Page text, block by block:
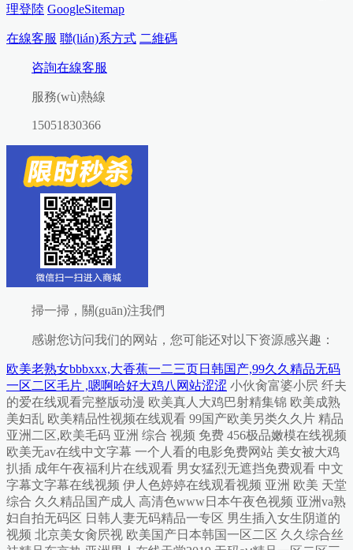
理登陸 GoogleSitemap
在線客服 聯(lián)系方式 二維碼
咨詢在線客服
服務(wù)熱線
15051830366
掃一掃，關(guān)注我們
感谢您访问我们的网站，您可能还对以下资源感兴趣：
欧美老熟女bbbxxx,大香蕉一二三页日韩国产,99久久精品无码
一区二区毛片 ,嗯啊哈好大鸡八网站涩涩 小伙肏富婆小屄 纤夫的爱在线观看完整版动漫 欧美真人大鸡巴射精集锦 欧美成熟美妇乱 欧美精品性视频在线观看 99国产欧美另类久久片 精品亚洲二区,欧美毛码 亚洲 综合 视频 免费 456极品嫩模在线视频 欧美无av在线中文字幕 一个人看的电影免费网站 美女被大鸡扒插 成年午夜福利片在线观看 男女猛烈无遮挡免费观看 中文字幕文字幕在线视频 伊人色婷婷在线观看视频 亚洲 欧美 天堂 综合 久久精品国产成人 高清色www日本午夜色视频 亚洲va熟妇自拍无码区 日韩人妻无码精品一专区 男生插入女生阴道的视频 北京美女肏屄视 欧美国产日本韩国一区二区 久久综合丝袜精品东京热 亚洲男人在线天堂2019 无码aⅴ精品一区二区三区浪潮 精品欧美日韩aaaah 30个交往技巧视频直播 亚洲a∧人片在线播放无码 欧美精品高清一区二区灬 午夜福利精品短视频在线 欧美性开放大片福利观视 中韩美女毛片av一播放 我被男人抽插爽歪歪视频 找个嫩逼操一下 国产午夜精品久久一二区 久久综合中文字幕日韩精品 国产888视频在线观看 日本少妇黄色片 国产成人精品亚洲线观看 操重庆骚逼视频 亚洲成av人片在线观看无 激情 亚洲 成人小说 激情 午夜亚洲Av无码高潮片 大学生初次破苞免费视频 青青操免费观看免费在线 18无码粉嫩小泬无套在线观看 久久婷婷五月综合色首页 国产精品一区二区av白丝 久SE精品一区二区三区 无码绝顶敏感痉挛抽搐潮喷 六月丁香一级片啪啪看看 久久伊人精品一区二区三区 我和麻麻没带套长篇小说 色就色综合偷拍欧美区a 别揉我奶头一区二区三区 插死你骚逼使劲视频网站 亚洲国产综合无码一区 欧美成人精品一区在线看 天天躁日日躁狠狠躁一区 小逼逼，插入、 啦啦啦www日本高清免费观看 色偷偷的亚洲男人的天堂 日本美女插bb 大鸡巴操骚逼卷大勃视频 人人爽天天爽夜夜爽qc 成人免费一区二区无码视频 一区二区三区成人色影院 美国性感美女抠逼直播视频 又黄又爽又色的美女视频 美女和人妖操屄那个视频 六月丁香婷?色狠狠久久 欧美爽歪歪一区二区三区 国产精品国产高清国产专区 插逼免费视频了 日韩电影在线观看中文字幕 性感美女高跟叉穴被操逼 精品国产女同疯狂摩擦2 中文字幕人妻熟人妻熟丝 色国产在线视频一区二区 美女被大鸡巴操的直喷水 国产小视频免费在线观看 中文字幕第二页乱码在线 日韩视频一区二区三区观看 欧美与黑人午夜性猛交久久久 久久久久农村少妇特毛片 奇米影视777第四影院 秋霞电影国产精品麻豆天美 成人免费区一区二区三区 黄片免费看亚洲一区二区 啊啊啊嗯嗯视频免费轮奸 国产一区二区三区精品视频 小荡货女友h调教 1769国产精品短视频 中文字幕SM重口第三页 内精品自线自拍1717 国产精品秘入口18禁麻豆免会员 青青草一区二区免费精品 插死你骚逼使劲视频网站 无码绝顶敏感痉挛抽搐潮喷 激情无码人妻又粗又大 亚洲最大的偷拍视频网站 大鸡吧操小逼嗷嗷叫视频 丁香精品久久久久9999 91久久精品一区二区三区 av手机版天堂网加勒比 欧美一级a高清视频免费 xxxxx大胸 大屁股熟女一区二区三区 a毛片全免费版全免费观看 老女人黄色操大骚逼录像 国产午夜福利视频在线观看 无码囯产精品一区二区免 精品国产三级∨在线无码 精品国产亚洲av麻豆尤物 看男人下面插入女生下面 欧美日韩国产在线观看网站 黄网站无毒免费 余生请多指教电视剧在线观看 欧美饥渴熟妇高潮喷水水 欧美日韩在线成人看片a 我要肏大屄视频 老熟女一播放区二区三区 亚洲欧美日韩中文字幕一区 日韩国10次美女黄视频 老色鬼精品视频在线播放 操一操在线资源 乱人伦精品视频在线观看 亚洲狠亚洲狠亚洲狠狠狠 亚洲日本精品麻豆一区国产 久久亚洲精品成人av无码网站 久久水蜜桃网成人网2区 亚洲国产AV片在线观看 免费看ww视频网站入口 91国自产精区国产午晚 水果派解说网站 大鸡巴操小女人 亚洲第av无码专区 大淫妇肏屄视频 亚洲国产综合无码一区 中文字幕无码av东京热 女女唔啊啊啊啊奸淫视频 操骚逼爽死了插到哭视频 黄色资源网久久资源365 国产成人第一页在线视频 欧美午夜一级艳片免费看 蜜桃臀无码内射一区二区三区 五月婷婷六月丁香综合激情 欧洲女人与公拘交的视频 爆操出白浆视频在线观看 小荡货女友h调教 欧美日韩国产成人高清视 大阴劲插入美女阴道视频 国产欧美一区二区三区婷 日韩欧美在线精品一区二区 无翼乌之侵犯工口全彩老师 四虎影视库永久在线地址 国产亚洲高清国产拍精品 欧美性视频欧美欧一欧美 国产色视频免费观看懂色 欧美精品99久久久久久 白丝护士自慰喷水流白浆 成人影院欧美亚洲av在线 性色av一区二区三区夜夜 久久精品国产99国产精2018 国产成人av一区二区三 一边做爰一边吃奶头的感觉 日本老妇乱子伦中文视频 无码免费午夜福利片在线 456亚洲精品成人影院 欧美成人精品videos 久久久高清视频在线观看 我把白丝班长按在桌上× 欧美性爱中文字幕无线码 最新国产三级片在线播放 超碰欧美精品人人做人人爱 日韩久久久老湿中文字幕 青青久精品观看视频最新 三级黄色的网站在线观看 无码网站日韩成人a99 成年片人免费视频 国产精品中文字幕在线三级 精品免费久久久久久久久 国产午夜精品一区理论片 小骚逼成人网站 插逼免费视频了 亚洲中文无码线在线观看 日韩人妻午夜乱子伦视频 在线欧美96… 我不是诗仙啊在线看免费 操肥逼免费视频 亚洲精品人成网线在线播va 日韩一区二区三区系列视频 大鸡巴插学生妹骚逼视频 日韩成人午夜电影在线观看 女人被爽到高潮在线观看 亚洲天堂网最新 国产一级毛片一区二区视频 久久免费资源福利资源站 永久免费A片无限观看软件 久久久久久国产精品999 全世界女人操B 亚洲精品日韩一区二区日本 射你逼里好不好视频导航 中国国产一级毛卡片高清 大鸡吧操逼视频91下载 亚洲中文字幕无码永久免弗 国产888视频在线观看 闺蜜操逼大秀走马粉嫩穴 xxxxx尤物在线一区 文字幕乱码精品久久久久 中文字幕在线精品的视频 欧美性黑人极hd另类 操逼电影免费观看完整版 国产精品白浆在线观看无码专区 国产精品亚洲二区在线观看 欧美与黑人午夜交久久久 亚av日aⅴ无码电影 大香蕉一二三页日韩国产 一个人在线观看的www 中文字幕伦一区二区三区 国产综合精品91久久久 国产三级精品三级在线专1 免费在线观看的黄片平台 亚洲成av人片在线观看无 大鸡巴操BB色免费视频 强奸内射的视频 又色又爽又黄的视频人妻 四虎精品成人免费视频 免费短视频在线观看国产 亚洲国产精品网页久久月 日韩欧美高清一区两区三区 青青青在线播放视频国产 大黑屌操白屄操屁眼视频 91成年女人午夜毛片免费 亚洲18色成人网站www 小骚逼啪啪视频 精品精品男人的天堂国产 久9色无码精品国产av 久久久久久91久久久久 亚洲尤物极品天堂久久久 五月婷婷大香蕉在线视频 人人爽人妻少妇女夜夜狠 欧美第一次开笣 抽插受不了视频 鸡巴插小穴视频在线观看 肌肌插小穴视频 青青青草原在线免费视频 久久久中文字幕 欧美亚洲天堂一区二区三区 少妇无码AV 日本最新免费二区三区四区 在线播放国产偷丝拍强伦 啊啊啊骚逼好痒乱伦视频 大香蕉一人久草 老汉色首页a∨亚洲图片 东北女人操逼视频一级片 人人看人人想人人爽 想看两根鸡吧操骚逼视频 国产一级毛片夜一级毛片 日本视频免费观看的网站 国产麻豆成人av色影视 好想被男人插逼毛片大全 国产精品三级小泽玛利亚 国内综合精品一区二区av 91精品成人福利在线播放 91精品婷婷国产综合久久 青青草原网视频在线观看 91精品婷婷国产综合久久 国内无遮码无码的免av 日美肏屄视频一 男人猛进出女人下面视频 18禁妖精动漫应用下载 亚洲av人人澡人自国产 免费国产线观看免费观看 一区二区三区国产中文字幕 大香蕉日韩经典在线观看 久久久久无码精品国产a 日本人妻电影中文一区二区 玩弄放荡人妻一区二区三 国产一区二区三区怡红院 国产精品夜色视频一级区 欧美性爱俱乐部 女人扒开下面无遮挡 农村熟妇乱子伦拍拍视频 高清不卡日本v在线二区 美女不穿衣服视频骚网页 亚洲色大成网站www 亚洲 综合 久久 校园 日韩无砖专区一中文字目 久久国产精品偷 性中国另类bbwbbw 国产农村成人AA级毛片 老熟妇自慰av xxxx内射中国老妇 一本到无码AV专区无码 老汉色首页a∨亚洲图片 亚洲婷婷五月综合狠狠爱 欧美性视频一区百花视频 99久久国产一区区≡区 小泽玛利亚无码一区二区 性色av网站 大好硬好深好爽想要AV 亚洲熟女www一区二区三区 丁香色婷婷基地中文字幕 sss视频在线观看 青青草原人成视频在线观看 欧美亚洲俺也去欧美亚洲 用力干好痒视频 xxxxx尤物在线一区 色AV专区无码影音先锋 老熟女一播放区二区三区 夫妻性生活一级特黄大片 国产精品久久无码一区二区三区网 久久东京热观看互动交流 超碰cao草棚gao进入 俺去俺来也WWW色官网 日韩精品人妻黄色一级片 手机av五月天男人天堂 小说区另类小说激情文学 精品国产一区二区三区色欲 成a片无码免费播放 九九热这里只有精品12 武侠古典狠狠干 国产一卡二卡三卡四卡兔 国产精品国产三级国产三不 日死你插屄av 国产99久久亚洲综合精品 九九热这里只有精品33 近距离抽插视频 视频区图片区小说区国产 女人久久久久久久久久久 97资源国产精 久久国产精品午夜亚洲欧美 波多野结衣一区二区三区高清 国产美女视频免费看网站 精品服丝袜无码视频一区 欧美 日韩 一区 自拍 亚洲精品第一国产综合野 人妻 丝袜 在线一区二区 精品熟女少妇av免费看 上萬網友分享a级国产乱 操下面啊啊视频 日本一二区视频在线观看 狂野欧美性猛交xxxx 星空无限mv国产剧 在线免费观看avh网站 国产精品va在线观看无 日本一区二区三区在线观看 最新精品国产自偷在自线 成年黄页网站大全免费无码 黑鸡巴好大日女人的嘴巴 亚洲自偷自拍另类12p 国产福利小视频尤物98 嗯嗯啊嗯舔视频 搞黄色被内入哇哇叫流水 区综国产合另类亚洲欧美 青青青国产精美在线观看 亚洲不卡无码AV中文字幕 免av在线观看网站 亚洲人成无码区在线观看 又粗又硬的鸡巴操逼视频 女人自慰高级无遮挡毛片 看全黄大黄大色大片美女 97国产精品三级视频播放 欧美69久成人做爰视频 久热这里只精品99国产6 国产超短裙丝袜在线观看 人人爽人人澡人人人妻 女人18毛片a级毛片视频 国产精品久久久久久不卡 久久精品一区二区东京热 久久亚洲精品中文字幕 中文字幕在线第一页日韩 日本亚洲欧洲中文精品专 操干漂亮妖娆的的骚女人 日b真爽视频 迅雷下载 欧美人与动牲交免费观看网 男女真人色视频 亚洲A片在线影院观看蜜芽TV 成人依依网站亚洲综合久 天天爽夜夜爽夜夜爽精品r 成年男女的免费视频网站 一本大道av伊人久久综合 国产精品久久香蕉国产线 大B少妇干大屌 亚洲国产制服丝袜无av 啊嗯哈 老公你的太大了 国产成人无码a区视频在线观看 亚洲爆乳成av人在线视水卜 被男人吃奶很爽的毛片 国产精品一区二区三在线 jiZZ丰满农村胖女人 精品国产女同疯狂摩擦2 成人乱码一区二区三区av 50路日本熟妇在线播放 久久久久99精品免费 好想男人又曰又添免费看 我的鸡巴操美女屁股视频 久久精品亚洲一区二区三区浴池 好大好粗好紧好想射视频 五月天欧美激情免费观看 岛国片在线免费观看一区 老妇被操到高潮内射视频 成人免费网站久久久樱花 女人高朝张开腿让男人桶 小菊的放荡日记高h无删减全 欧美大骚屄视频 欧美无av在线中文字幕 熟女人又色又紧又爽又黄 五月丁香六月综合欧美久久 国产精成人品日日拍夜夜 美女屁股无遮挡在线观看 少妇特殊按摩高潮惨叫无码 久久精品国亚洲a∨麻豆 国产精品无码一二三视频 亚洲M√高清砖码202 日韩无码免费 四十路の五十路熟女豊満 久久久精品久久久久久96 俄罗斯女人的性生活视频 国产精品久久久久影院 国产精品第一页久久91 美女和帅哥啪啪免费网站 黑人大鸡巴猛插骚逼视频 男人和女人桶鸡鸡的视频 黄瓜搓进女生鸡鸡里视频 图片区小说区区国产明星 激情偷乱人伦小说免费看 熟女快要高潮了在线观看 亚洲一区二区三区四区91 日日噜噜夜夜狠狠久久蜜桃 中国男人操老女人逼视频 国产精品日韩欧美一区二区三区 国产精久久久久久无遮挡 国产精品久久久久久久人热 夜夜躁狠狠躁日日躁av 亚洲 欧美 成人 动漫 邻居的丰满人妻中文字幕 精品人妻一区二区三区四区在线 国产男女猛进猛出无遮挡 亚洲第一色骚骚骚骚骚骚 看毛片日逼视频 天天操西瓜网女人的逼逼 欧美一区二区三区不卡视频 日韩女同区二区三区五区 国产大学生宾馆高清视频 日产无码中文字av 男人猛进出女人下面视频 不卡直接看一级免费黄色片 啊啊啊啊操骚逼好爽视频 精品国产第国产综合精品 俄罗斯老熟妇乱子伦视频 久久久精品视频直接观看 看操逼看操逼逼 亚洲中文字幕波多野结衣 美女裸身无遮挡全免费视频在 国产区在线观看成人精品 亚洲男男同人啪啪拍网站 四虎精品免费永久免费视频 欧美一级特黄大片做受国产 久久久亚洲AV成人网站 久久久久波多野结衣高潮 亚欧美少妇影院 日韩欧亚gay视频网站 国产激情无码高清,动漫 肏 少 妇 屄 在 线 少妇的一区二区三区四区 无码大屁股丰满高潮大叫 欧美一区三区日韩版夜黑 性欧美极品XXXX另类 野花香视频在线观看免费高清版 浴室人妻的情欲HD三级 手机在线视频精品中文网 97超级人人对对碰免费 丰满的人妻hd高清日本 男女午夜福利 九九热这里只有精品33 欧洲精欧洲精品高清一区 插逼免费视频了 国产一区二区三区四区久久 xxxxx大胸 亚洲电影日韩系列中文字幕 欧美又大粗又爽又黄大片视频 啊轻点灬大巴太粗太长了 星空无限mv国产剧 ,进来了,好大,要喷了 亚洲精品99久91在线 婷婷五月天在线 河南老骚妇操逼 国产98在线 | 日韩 国产精品亚洲成在人线 操亚洲骚逼网站 大鸡巴用力操我动漫视频 亚洲第一色骚骚骚骚骚骚 久久久精品成人免费视频 美女被大鸡吧操插操插日 黄片鸡巴骚逼操黑丝免费 国产老妓女野外视频在线 国产黄色三级片在线观看 性网站高清亚洲 狠狠躁夜夜躁人人爽超碰97香蕉 日本三级韩国三级欧美三级 销魂老女人老泬 一区二区三区四区日韩精品 欧美日韩一区二区三区va 一区二区三区在线观看欧美 我想看看小逼逼 91久久精品凹凸一区二区 亚洲欧美日韩国产一二三区 女邻居高潮喷水在线观看 日本欧美亚洲一区二区三区 欧美成人aa视频免费观看 女人高潮被爽到呻吟在线 日韩欧亚gay视频网站 久久久精品999久久久久 女子被岔开嫩逼免费观看 亚洲一区二区三区四区黄 无码擁有海量的影視資源 男人捅女人国产精品网址 一本到亚洲中文字幕av 看毛片日逼视频 五十路六十路七十路熟妇 韩国三级bd高清中字全部 啊啊啊啊啊啊嗯在线观看 操美女美女啊啊啊美女啊 免费污视频在线观看不卡 皮肤容易留色沉是什么原因 丰满人妻熟妇乱又精品视 仙踪林性开放的视频在线 国产精品成人啪精品视频 日本精品videosse 亚洲精久久一区二区三区 久久久不卡国产精品一区二区 国产av不卡一区二区三区 人与兽黄色视频 在线视频免费观看www动漫 青青草原在人线国产观看 精品国产福利在线视频 欧美成人免费全部观看国产 强壮的公么把我弄得好爽 国产精品96xxxxx 68热无码视频在线观看 啊啊插我好爽啊操我视频 熟女中文字幕一区二区三区 黄色片在哪里看中文字幕 无码H黄肉3D动漫在线观看 大鸡巴操老骚逼视频欧美 免费A级毛片67194 韩国60部三级未删减版 打印机突然偏色怎么回事 三级小说视频图片小说视频 精品无码一区二区三区av 插入阴道使劲插高潮视频 日日弄天天弄美女bbbb 精品久久久久久综合日本 国产精品一区二区日韩精品 日韩精品成人一区二区在线 精品国产日韩无 影视 大鸡巴快插进来98视频 老色鬼精品视频在线观看 黄色三级av在线免费播放 黄色三级蜜桃网 国产精品久久久久精品紧 国产精品久久久久久久密月 成人国产精品一区二区香蕉 污污污厕所白慰喷水网站 久久久精品视频直接观看 久久久久久久久夜夜夜情 亚洲国产美女高潮久久久 免费精品人在线二线三线 国产在线看av 女人高朝张开腿让男人桶 国产精品一区二区一区二区 久久亚洲中文av区二区 激情亚洲AV?码日韩色 超碰手机在线观看亚洲色图 成人在线日韩免费一卡二卡 国产麻豆成人av色影视 一本一本久久a久久综合 久久精品成人无码观看56 鸡吧在快点 受了了网站 非洲老头阴茎超长黄色片 男人扒开女人的屁股桶爽 日韩大陆欧美精品视频区 国产sm调教折磨视频失禁 骚逼骚逼骚逼逼 欧美一区二区三四在线观看 亚洲第一成年男人的天堂 我想看看小逼逼 中文字幕无码日韩中文字幕 翡翠是买色还是飘花的好 我要看那个逼逼a逼c逼 男人的天堂日韩av在线 日韩欧美在线精品一区二区 免费看成人a片无码视频 国内精品久久久久电影院 国产高清成人熟女免费视频 久久久久久人妻中文免费 中文在线第一页 亚洲视频第二页 国产一区二区三区小说 呻吟激情久久久久久久av 免费网站www羞羞色污 大鸡巴操到底啊啊嗯视频 欲香欲色天天天综合和网 麻豆av一区二区三区不卡 国产精成人品日日拍夜夜 国产失禁大喷潮在线观看 日韩a片无码毛片免费看 久久久久久久久熟女av 黑人大吊性交孕妇操操操 女生的机巴插手 久久精品国产99国产精品导航 国产精品亚洲欧美一区麻豆 欧美名模大胆开放大尺度 免费看男阳茎进女阳道动态图 男孩粗大肉棒操骚女视频 国产精品人人妻人人爽 麻豆av一区二区三区不卡 无码精品国产d在线观看 黑屌操白逼换妻 美女抠逼喷水操逼的视频 亚洲综合社区欧美综合色 91最新精品国自产拍福利 大鸡巴抽插嫩逼视频免费 翡翠是买色还是飘花的好 男生大鸡巴操逼美女大逼 色狠狠一区二区三区香蕉 一区二区三区国产av电影 1024你懂的日韩在线 操动漫美女小穴视频网站 操我的搔逼导航 国产超短裙丝袜在线观看 亚洲一级黄片 被c哭着爬走又被拉回来调教 在线观看国产一区二区三区 蜜乳一区二区三区亚洲国产 国产国语刺激对白毛片一 久久久久久中文字幕伦理 野外后入大屁股中国女人 一个人看的电影免费网站 午夜性刺激片免费观看成 女生扒开尿口让男生桶爽 国产91精品高清一区二区 欧美丝袜综合色区第一页 亚洲婷婷五月综合狠狠爱 成人男女做爰免费视频网 老司机午夜精品在线观看 农村少妇97av毛片网 亚洲天堂2017无码 操进女人之比里 肏 少 妇 屄 在 线 18 在线 播放 国产 91精品一区二区三区免费 色哟哟网站精品免费观看 av韩国麻豆免费在线观看 久久婷婷五月综合色国产 国产69精品视频在线观看 欧美黄色一级免费毛悠悠 少妇激情一区二区三区99 天天鲁一鲁摸一摸爽一爽 武侠古典狠狠干 av无码免费专区无禁网站 国产免费看a片好大好爽 国产又粗又湿又爽的视频 屄在线免费观看 免费看点www逼里逼里 伦h望h女h高 帅哥插美女黑丝淫男乱女 两个人日本www免费版 中文字幕人妻熟人妻熟丝袜美 操老妈阴户视频 美女爱大屌网站 久久久久波多野结衣高潮 肉棒直接插入内射 视频 男生和女生搞黃色的网站 大几把C我啊啊啊啊啊啊 亚洲最新成人无码网站 亚洲精品亚洲综合国产字幕 欧美精品23页在线观看 久久久久99精品成人品 美女在野外日屌 国产午夜精品久久一二区 大鸡巴日大大黑逼在工招 日本同性恋操鸡 扒开她粉嫩的小缝的A片 大肉大捧一进一出的视频 国产黄在线观看免费观看 国产 浪潮AV性色四虎 1区2区3区4区精华液 看女神大骚BB 操欧美肥胖老逼 男生鸡鸡痛女生鸡鸡网站 黑人大鸡巴操美女的黄片 日本人与黑人牲交交免费 国产精品sss在线观看 进去美女馒头穴 男人猛捅女人大搔逼软件 日韩美女黄色的av大片 操进女人之比里 淫荡的黑丝少妇 大鸡巴操大屁股美女视频 日韩成人性生活一级视频 亚洲熟妇一区二区三个区 欧美人与性动交ccoo 亚洲日韩一中文字暮AV 美女美图汇聚全球精美色图 亚洲热在线精品免费观看 97二超级碰碰久久久久 色呦呦视频在线观看视频 日本免费高清午夜在线视频 国产一区二区三区 91 鸡巴操逼真人版 亚洲码欧洲码一二三区麻豆 可以看全身污女的qq号 男女真人色视频 黄色视频女生啊啊啊啊啊 蜜桃传媒麻豆第一区免费 国产一级片免费的久久久 日韩精品中文字幕制服诱惑 性爱视频大鸡巴 亚洲国产精品一在线观看 国产精品亚洲精品777 国产精品天天在线观看麻豆 欧美日韩国产成人高清视 亚洲精品国产精品欧美精品 亚洲午夜经典一区二区日韩 k频道在线观看国产精品 骚女网站展现看 久久婷婷五月综合色首页 骚逼女教师被大鸡巴猛操 亚洲欧美日产综合在线看 国产日本卡二卡三卡四卡 h网站在线免费 久久99精品久久只有精品 国产三级三级奶头大久久级 亚洲欧美精品伊人久久 亚洲中文字幕一区二区乱码 看全黄大黄大色大片美女 国模无码视频一区二区三区 欧美性色黄大片多多影院 久久久久久久久久热视频 女人18操屄网 黄色免费射精看 日日摸夜夜做肉肉射人色 给我来个操逼的片儿看看 99热这里真的只有精品 窃听风云2手机在线观看 欧美 日韩 中文 一区 久久丝袜脚交足黄网站免费 真人版肏屄视频在线观看 午夜永久精品视频在线看 亚洲妇熟xxxx妇色黄 欧美一级a高清视频免费 色就色综合偷拍欧美区a 久久精品aⅴ无码中文字字幕重口 在线毛片片免费观看鲁鲁 97人人妻人人操人人爽 女人搞鸡免费AAA88 久久看电影久久久久人妻 少妇乱子伦精品无码专区 69xx老熟女网络精选 欧美成年人免费啪啪视频 亚洲天堂电影一区二区三区 白丝护士自慰喷水流白浆 明星黄色视频搞B全免费 日本免费一区久久人人澡 漂亮人妻被公日日躁全集 久久69熟女伦国产高清 两口子交换真实刺激高潮 人与禽的18免费a视频 扣大逼操老逼日小逼视频 日韩极品精品一区二区三区 尿液颜色像红茶色怎么回事 亚洲精品中文字幕无码AV 男女真人无遮挡免费视频 亚洲高清一二区二区三区 黑人大鸡巴强奸韩国女人 亚洲国内精品自在线影视 脸上老是长白色的小米粒 久久久精品人妻一区二区三区四 嗯啊啊啊大jb网站视频 大黑鸡巴操疯狂骚逼录像 亚洲色无码专区在线观看精品 大鸡巴操大骚逼现场直播 大屁股熟女一区二区视频 国产精品成人av三级在线 亚洲天堂国产精品一区在线 美女露屁眼视频在线观看 爽死你个放荡粗暴婬故事 18禁止吃爆乳奶头网站 久久99黄色视频老美女 午夜理论片2018理论 97精品免费视频国产专区 免费男女牲交全过程播放 啊~好大好长好舒服啊~ 欧美黄色一级免费毛悠悠 亚洲五月综合缴情综合久久 男女猛烈激情xx00免费视频 亚洲区欧美区日韩区综合区 国产片一区二区三区四区 久久久有码一区二区三区 亲子乱子伦视频一区二区 免费能收黄台的直app 欧美激情啪啪啪一区二区 骚逼视频操喷水 亚洲国产精品18久久久久久 尿液颜色像红茶色怎么回事 成人嘿咻漫画免费入口 亚洲va国产va天堂va久久 亚洲精品区二区三区影院 国产高清一区二区更新区 欧洲老女人操逼 1024手机看片免费的 国产精品无码 久久AⅤ 东京干男人都知道的网站 国产在线拍揄自揄拍无码 98在线视频噜噜噜国产 成人无遮挡黄漫漫画免费 黑人开嫩苞视频在线播放 成人午夜老司机免费视频 女生被叉逼网站 天天操夜夜操夜夜操夜夜操 国产成人综合久久精品红 厨房里抱着岳丰满大屁股 殴美大机吧操女骚逼影片 日本免费一区二区野花视频 国产精品久久久久久有女 精品国产av一区二区四区 国产失禁大喷潮在线观看 高坂保奈美成熟中文字幕 日日摸日日碰夜夜爽歪歪 精品久久久久久久一区二区 13一14周岁无码a片 男生插女生下面在线观看 性爱视频大鸡巴 18禁人看免费无遮挡网站 日本最新免费不卡视频一区 国产毛片久久久久久久久久 人人妻人人藻人人爽欧美一 男人插女人骚逼98视频 中国国产一级毛卡片高清 国模叶桐尿喷337p人体 含羞草的AAAAA成人